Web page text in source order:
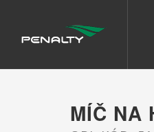
MÍČ NA